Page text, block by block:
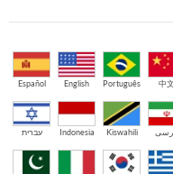
Español English Português 中
עברית Indonesia Kiswahili